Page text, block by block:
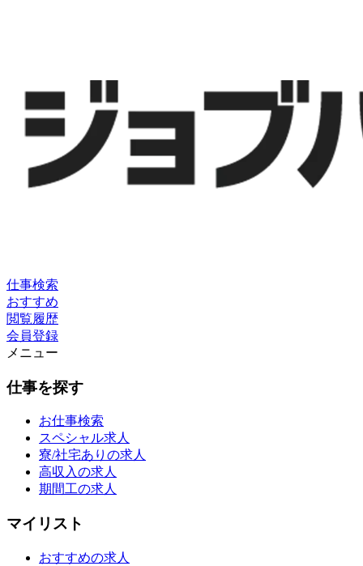
仕事検索
おすすめ
閲覧履歴
会員登録
メニュー
仕事を探す
お仕事検索
スペシャル求人
寮/社宅ありの求人
高収入の求人
期間工の求人
マイリスト
おすすめの求人